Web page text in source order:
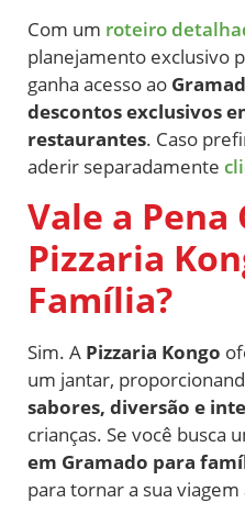
Com um roteiro
planejamento exclusivo
ganha acesso ao
descontos exclusivos
restaurantes. Caso
aderir separadamente
Vale a Pena
Pizzaria
Família?
Sim. A Pizzaria Kongo
um jantar,
sabores, diversão e
crianças. Se você busca
em Gramado para
para tornar a sua